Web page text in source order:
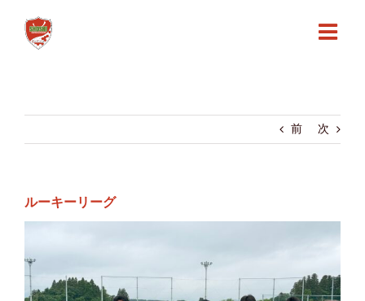
content
前 次
ルーキーリーグ